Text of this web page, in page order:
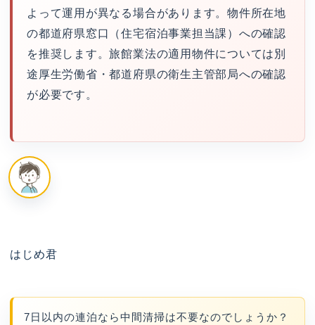
よって運用が異なる場合があります。物件所在地
の都道府県窓口（住宅宿泊事業担当課）への確認
を推奨します。旅館業法の適用物件については別
途厚生労働省・都道府県の衛生主管部局への確認
が必要です。
はじめ君
7日以内の連泊なら中間清掃は不要なのでしょうか？